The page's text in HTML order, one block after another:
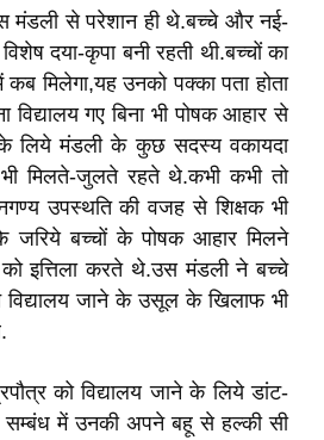
मंडली से परेशान ही थे.बच्चे और नई-
दया-कृपा बनी रहती थी.बच्चों का
कब मिलेगा,यह उनको पक्का पता होता
विद्यालय गए बिना भी पोषक आहार से
लिये मंडली के कुछ सदस्य वकायदा
भी मिलते-जुलते रहते थे.कभी कभी तो
नगण्य उपस्थति की वजह से शिक्षक भी
जरिये बच्चों के पोषक आहार मिलने
इत्तिला करते थे.उस मंडली ने बच्चे
विद्यालय जाने के उसूल के खिलाफ भी
को विद्यालय जाने के लिये डांट-
में उनकी अपने बहू से हल्की सी